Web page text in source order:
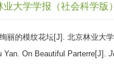
业大学学报（社会科学版）
丽的模纹花坛[J]. 北京林业大
Yan. On Beautiful Parterre[J].